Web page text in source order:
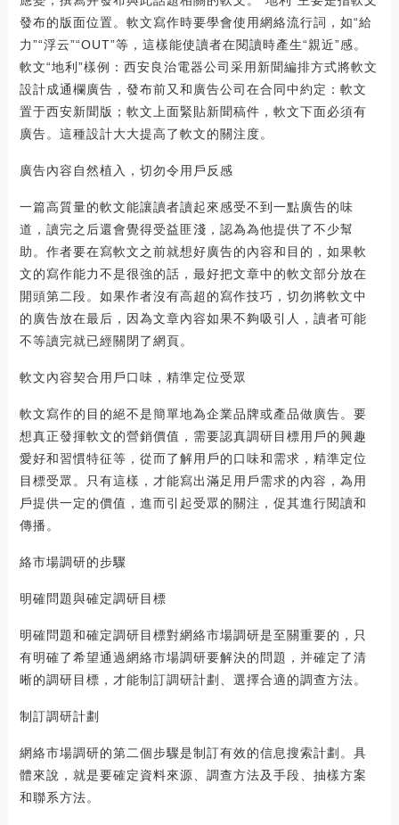
發布的版面位置。軟文寫作時要學會使用網絡流行詞，如“給
力”“浮云”“OUT”等，這樣能使讀者在閱讀時產生“親近”感。
軟文“地利”樣例：西安良治電器公司采用新聞編排方式將軟文
設計成通欄廣告，發布前又和廣告公司在合同中約定：軟文
置于西安新聞版；軟文上面緊貼新聞稿件，軟文下面必須有
廣告。這種設計大大提高了軟文的關注度。
廣告內容自然植入，切勿令用戶反感
一篇高質量的軟文能讓讀者讀起來感受不到一點廣告的味
道，讀完之后還會覺得受益匪淺，認為為他提供了不少幫
助。作者要在寫軟文之前就想好廣告的內容和目的，如果軟
文的寫作能力不是很強的話，最好把文章中的軟文部分放在
開頭第二段。如果作者沒有高超的寫作技巧，切勿將軟文中
的廣告放在最后，因為文章內容如果不夠吸引人，讀者可能
不等讀完就已經關閉了網頁。
軟文內容契合用戶口味，精準定位受眾
軟文寫作的目的絕不是簡單地為企業品牌或產品做廣告。要
想真正發揮軟文的營銷價值，需要認真調研目標用戶的興趣
愛好和習慣特征等，從而了解用戶的口味和需求，精準定位
目標受眾。只有這樣，才能寫出滿足用戶需求的內容，為用
戶提供一定的價值，進而引起受眾的關注，促其進行閱讀和
傳播。
絡市場調研的步驟
明確問題與確定調研目標
明確問題和確定調研目標對網絡市場調研是至關重要的，只
有明確了希望通過網絡市場調研要解決的問題，并確定了清
晰的調研目標，才能制訂調研計劃、選擇合適的調查方法。
制訂調研計劃
網絡市場調研的第二個步驟是制訂有效的信息搜索計劃。具
體來說，就是要確定資料來源、調查方法及手段、抽樣方案
和聯系方法。